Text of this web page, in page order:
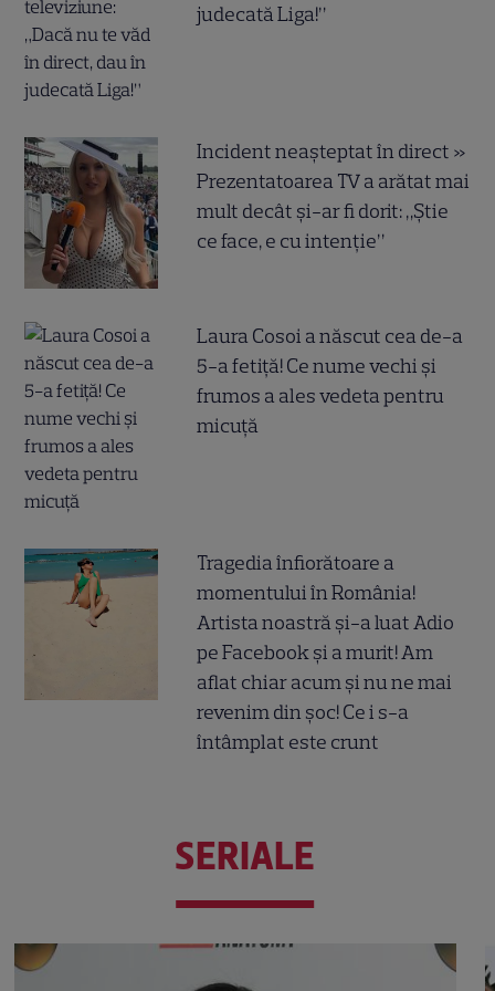
judecată Liga!”
Incident neașteptat în direct »
Prezentatoarea TV a arătat mai
mult decât și-ar fi dorit: „Știe
ce face, e cu intenție”
Laura Cosoi a născut cea de-a
5-a fetiță! Ce nume vechi și
frumos a ales vedeta pentru
micuță
Tragedia înfiorătoare a
momentului în România!
Artista noastră și-a luat Adio
pe Facebook și a murit! Am
aflat chiar acum și nu ne mai
revenim din șoc! Ce i s-a
întâmplat este crunt
SERIALE